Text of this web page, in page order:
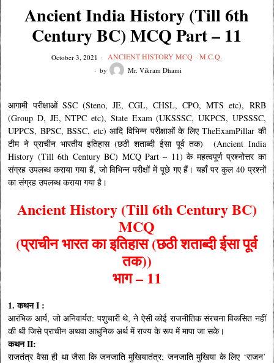
Ancient India History (Till 6th
Century BC) MCQ Part – 11
October 3, 2021 ANCIENT HISTORY MCQ · M.C.Q.
by Mr. Vikram Dhami
आगामी परीक्षाओं SSC (Steno, JE, CGL, CHSL, CPO, MTS etc), RRB
(Group D, JE, NTPC etc), State Exam (UKSSSC, UKPCS, UPSSSC,
UPPCS, BPSC, BSSC, etc) आदि विभिन्न परीक्षाओं के लिए TheExamPillar की
टीम ने प्राचीन भारतीय इतिहास (छठी शताब्दी ईसा पूर्व तक) (Ancient India
History (Till 6th Century BC) MCQ Part – 11) के महत्वपूर्ण प्रश्नोत्तर का
संग्रह उपलब्ध कराया गया हैं, जो विभिन्न परीक्षों में पूछे गए हैं। यहाँ पर कुल 40 प्रश्नों
का संग्रह उपलब्ध कराया गया है।
Ancient History (Till 6th Century BC)
MCQ
(प्राचीन भारत काइतिहास (छठी शताब्दी ईसा पूर्व
तक))
भाग – 11
1. कथन I :
आरंभिक आर्य‚ जो अनिवार्यत: पशुचारी थे‚ ने ऐसी कोई राजनीतिक संरचना विकसित नहीं
की थी जिसे प्राचीन अथवा आधुनिक अर्थ में राज्य के रूप में मापा जा सके।
कथन II:
राजतंत्र वैसा ही था जैसा कि जनजाति मुखियातंत्र; जनजाति मुखिया के लिए ‘राजन’